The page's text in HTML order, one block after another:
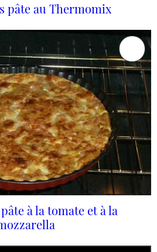
pâte au Thermomix
à la tomate et à la